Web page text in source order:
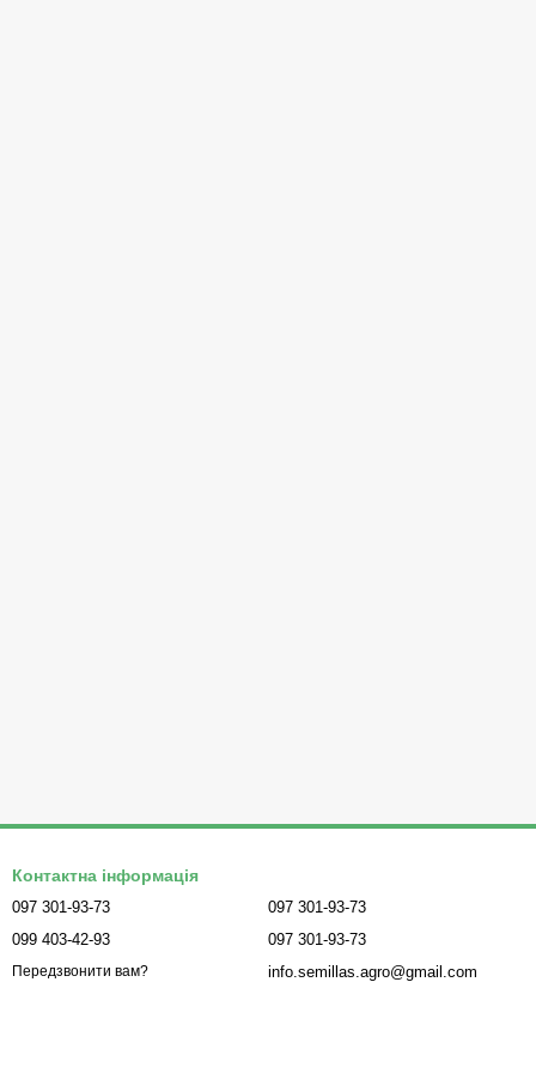
Контактна інформація
097 301-93-73
099 403-42-93
Передзвонити вам?
097 301-93-73
097 301-93-73
info.semillas.agro@gmail.com